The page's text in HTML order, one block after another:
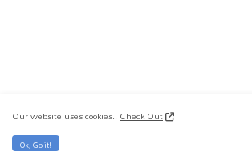
Our website uses cookies..Check Out
Ok, Go it!